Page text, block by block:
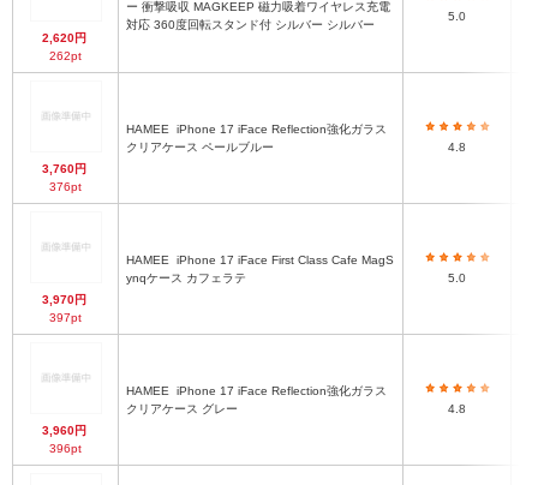
2,620円
262pt
ー 衝撃吸収 MAGKEEP 磁力吸着ワイヤレス充電
対応 360度回転スタンド付 シルバー シルバー
5.0
3,760円
376pt
HAMEE
クリアケース ペールブルー
4.8
3,970円
397pt
HAMEE
ynqケース カフェラテ
5.0
3,960円
396pt
HAMEE
クリアケース グレー
4.8